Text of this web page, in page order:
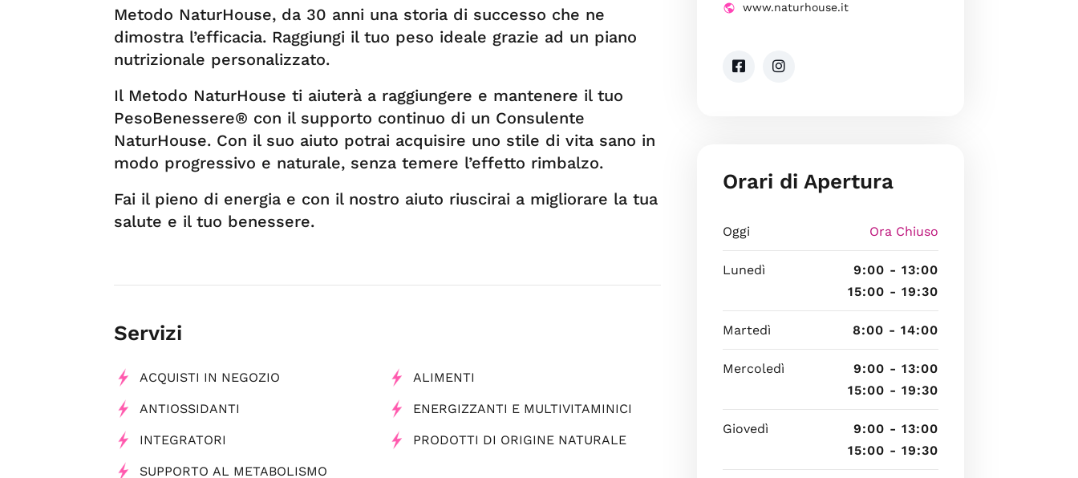
Metodo NaturHouse, da 30 anni una storia di successo che ne
dimostra l’efficacia. Raggiungi il tuo peso ideale grazie ad un piano
nutrizionale personalizzato.
Il Metodo NaturHouse ti aiuterà a raggiungere e mantenere il tuo
PesoBenessere® con il supporto continuo di un Consulente
NaturHouse. Con il suo aiuto potrai acquisire uno stile di vita sano in
modo progressivo e naturale, senza temere l’effetto rimbalzo.
Fai il pieno di energia e con il nostro aiuto riuscirai a migliorare la tua
salute e il tuo benessere.
Servizi
ACQUISTI IN NEGOZIO ALIMENTI
ANTIOSSIDANTI ENERGIZZANTI E MULTIVITAMINICI
INTEGRATORI PRODOTTI DI ORIGINE NATURALE
SUPPORTO AL METABOLISMO
www.naturhouse.it
Orari di Apertura
Oggi Ora Chiuso
Lunedì
9:00 - 13:00
15:00 - 19:30
Martedì 8:00 - 14:00
Mercoledì
9:00 - 13:00
15:00 - 19:30
Giovedì
9:00 - 13:00
15:00 - 19:30